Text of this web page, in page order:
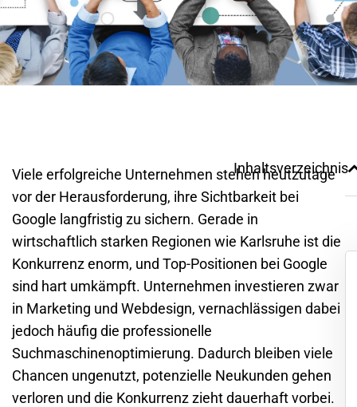
Viele erfolgreiche Unternehmen stehen heutzutage
vor der Herausforderung, ihre Sichtbarkeit bei
Google langfristig zu sichern. Gerade in
wirtschaftlich starken Regionen wie Karlsruhe ist die
Konkurrenz enorm, und Top-Positionen bei Google
sind hart umkämpft. Unternehmen investieren zwar
in Marketing und Webdesign, vernachlässigen dabei
jedoch häufig die professionelle
Suchmaschinenoptimierung. Dadurch bleiben viele
Chancen ungenutzt, potenzielle Neukunden gehen
verloren und die Konkurrenz zieht dauerhaft vorbei.
Inhaltsverzeichnis